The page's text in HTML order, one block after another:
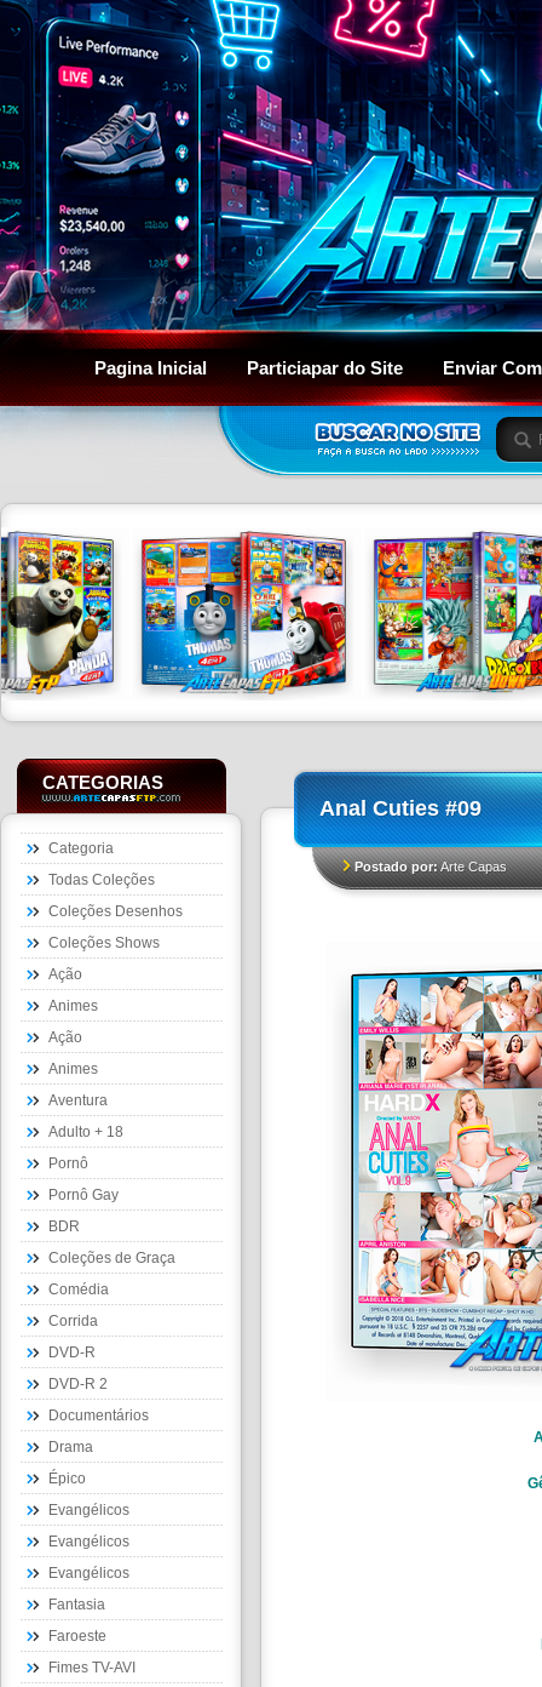
Pagina Inicial Particiapar do Site Enviar
CATEGORIAS
Categoria
Todas Coleções
Coleções Desenhos
Coleções Shows
Ação
Animes
Ação
Animes
Aventura
Adulto + 18
Pornô
Pornô Gay
BDR
Coleções de Graça
Comédia
Corrida
DVD-R
DVD-R 2
Documentários
Drama
Épico
Evangélicos
Evangélicos
Evangélicos
Fantasia
Faroeste
Fimes TV-AVI
Anal Cuties #09
Postado por:Arte Capas